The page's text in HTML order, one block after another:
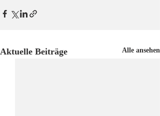
Aktuelle Beiträge Alle ansehen